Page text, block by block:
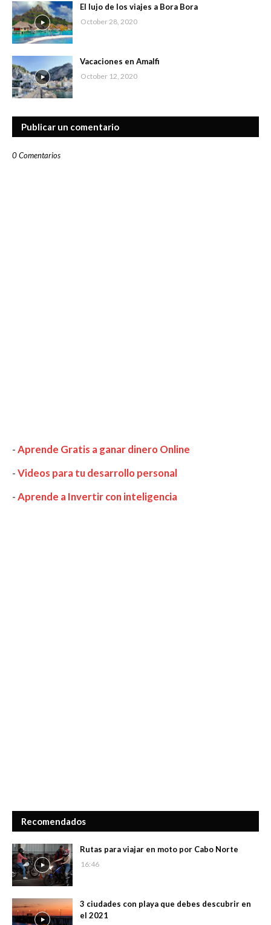
El lujo de los viajes a Bora Bora
October 28, 2020
Vacaciones en Amalfi
October 12, 2020
Publicar un comentario
0 Comentarios
-Aprende Gratis a ganar dinero Online
-Videos para tu desarrollo personal
-Aprende a Invertir con inteligencia
Recomendados
Rutas para viajar en moto por Cabo Norte
16:46
3 ciudades con playa que debes descubrir en
el 2021